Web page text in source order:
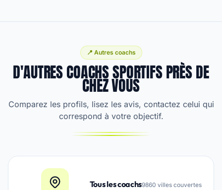
📍 Autres coachs
D'AUTRES COACHS SPORTIFS PRÈS DE
CHEZ VOUS
Comparez les profils, lisez les avis, contactez celui qui
correspond à votre objectif.
Tous les coachs9860 villes couvertes